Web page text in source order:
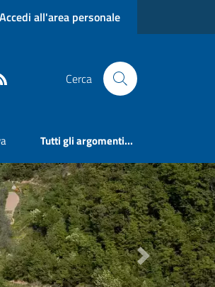
Accedi all'area personale
Cerca
Tutti gli argomenti...
Next